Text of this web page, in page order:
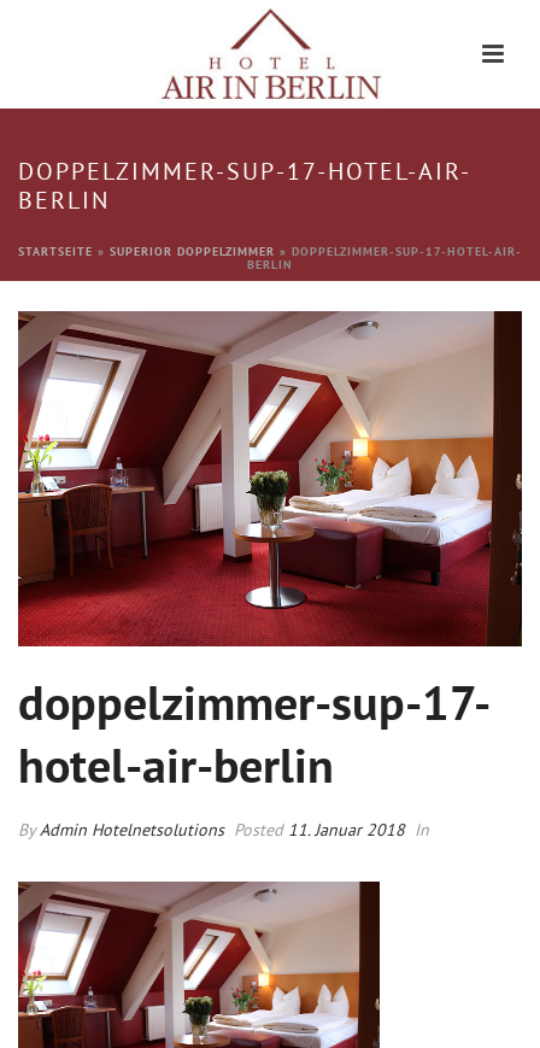
DOPPELZIMMER-SUP-17-HOTEL-AIR-
BERLIN
STARTSEITE » SUPERIOR DOPPELZIMMER » DOPPELZIMMER-SUP-17-HOTEL-AIR-
BERLIN
doppelzimmer-sup-17-
hotel-air-berlin
ByAdmin Hotelnetsolutions Posted 11. Januar 2018 In